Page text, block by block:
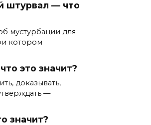
штурвал — что
мустурбации для
котором
это значит?
доказывать,
—
значит?